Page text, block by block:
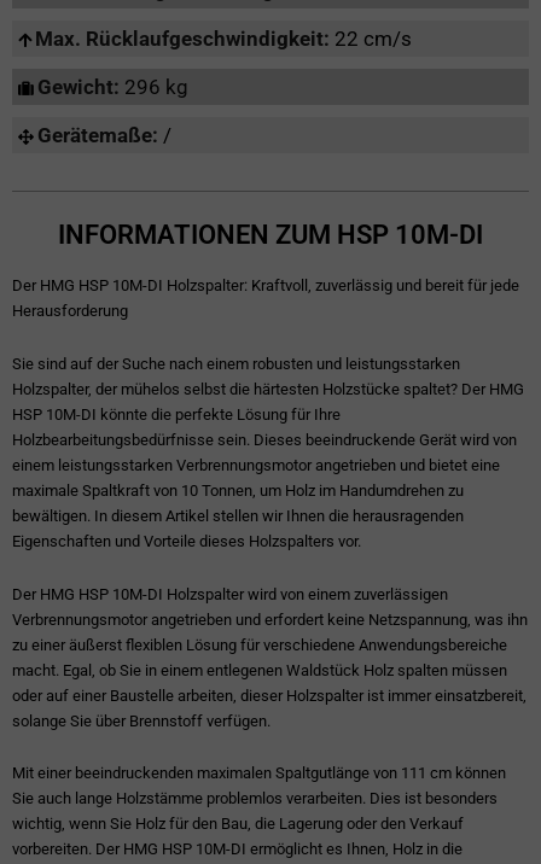
Max. Rücklaufgeschwindigkeit: 22 cm/s
Gewicht: 296 kg
Gerätemaße: /
INFORMATIONEN ZUM HSP 10M-DI
Der HMG HSP 10M-DI Holzspalter: Kraftvoll, zuverlässig und bereit für jede
Herausforderung
Sie sind auf der Suche nach einem robusten und leistungsstarken
Holzspalter, der mühelos selbst die härtesten Holzstücke spaltet? Der HMG
HSP 10M-DI könnte die perfekte Lösung für Ihre
Holzbearbeitungsbedürfnisse sein. Dieses beeindruckende Gerät wird von
einem leistungsstarken Verbrennungsmotor angetrieben und bietet eine
maximale Spaltkraft von 10 Tonnen, um Holz im Handumdrehen zu
bewältigen. In diesem Artikel stellen wir Ihnen die herausragenden
Eigenschaften und Vorteile dieses Holzspalters vor.
Der HMG HSP 10M-DI Holzspalter wird von einem zuverlässigen
Verbrennungsmotor angetrieben und erfordert keine Netzspannung, was ihn
zu einer äußerst flexiblen Lösung für verschiedene Anwendungsbereiche
macht. Egal, ob Sie in einem entlegenen Waldstück Holz spalten müssen
oder auf einer Baustelle arbeiten, dieser Holzspalter ist immer einsatzbereit,
solange Sie über Brennstoff verfügen.
Mit einer beeindruckenden maximalen Spaltgutlänge von 111 cm können
Sie auch lange Holzstämme problemlos verarbeiten. Dies ist besonders
wichtig, wenn Sie Holz für den Bau, die Lagerung oder den Verkauf
vorbereiten. Der HMG HSP 10M-DI ermöglicht es Ihnen, Holz in die